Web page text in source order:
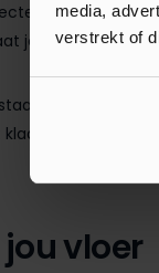
media,
verstrekt of
vloer? In onze
je inspireren
voor je klaar
vloer